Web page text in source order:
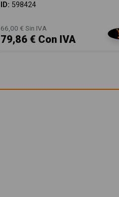
ID: 598424
66,00 € Sin IVA
79,86 € Con IVA